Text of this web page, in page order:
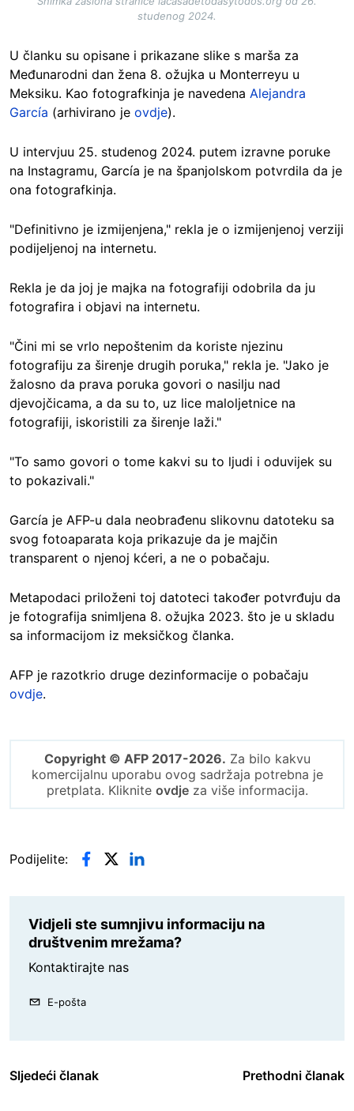
studenog 2024.
U članku su opisane i prikazane slike s marša za
Međunarodni dan žena 8. ožujka u Monterreyu u
Meksiku. Kao fotografkinja je navedena Alejandra
García (arhivirano je ovdje).
U intervjuu 25. studenog 2024. putem izravne poruke
na Instagramu, García je na španjolskom potvrdila da je
ona fotografkinja.
"Definitivno je izmijenjena," rekla je o izmijenjenoj verziji
podijeljenoj na internetu.
Rekla je da joj je majka na fotografiji odobrila da ju
fotografira i objavi na internetu.
"Čini mi se vrlo nepoštenim da koriste njezinu
fotografiju za širenje drugih poruka," rekla je. "Jako je
žalosno da prava poruka govori o nasilju nad
djevojčicama, a da su to, uz lice maloljetnice na
fotografiji, iskoristili za širenje laži."
"To samo govori o tome kakvi su to ljudi i oduvijek su
to pokazivali."
García je AFP-u dala neobrađenu slikovnu datoteku sa
svog fotoaparata koja prikazuje da je majčin
transparent o njenoj kćeri, a ne o pobačaju.
Metapodaci priloženi toj datoteci također potvrđuju da
je fotografija snimljena 8. ožujka 2023. što je u skladu
sa informacijom iz meksičkog članka.
AFP je razotkrio druge dezinformacije o pobačaju
ovdje.
Copyright © AFP 2017-2026. Za bilo kakvu
komercijalnu uporabu ovog sadržaja potrebna je
pretplata. Kliknite ovdjeza više informacija.
Podijelite:
Vidjeli ste sumnjivu informaciju na
društvenim mrežama?
Kontaktirajte nas
E-pošta
Sljedeći članak Prethodni članak